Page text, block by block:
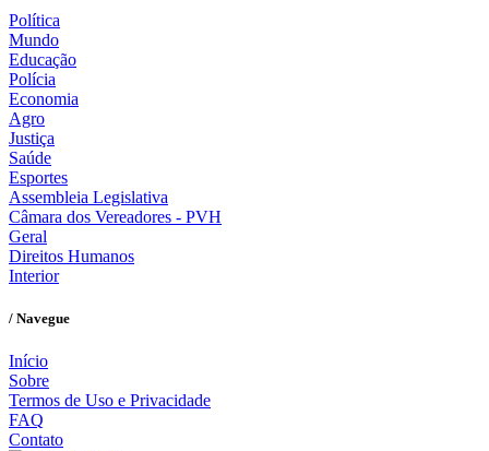
Política
Mundo
Educação
Polícia
Economia
Agro
Justiça
Saúde
Esportes
Assembleia Legislativa
Câmara dos Vereadores - PVH
Geral
Direitos Humanos
Interior
/ Navegue
Início
Sobre
Termos de Uso e Privacidade
FAQ
Contato